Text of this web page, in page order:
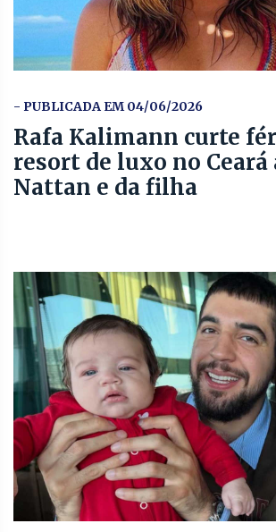
- PUBLICADA EM 04/06/2026
Rafa Kalimann curte
resort de luxo no Ceará
Nattan e da filha